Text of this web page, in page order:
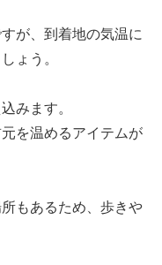
が、到着地の気温に
ょう。
みます。
を温めるアイテムが
もあるため、歩きや